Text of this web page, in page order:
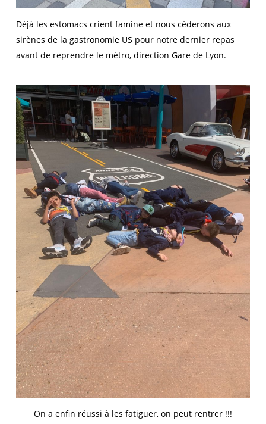
Déjà les estomacs crient famine et nous céderons aux
sirènes de la gastronomie US pour notre dernier repas
avant de reprendre le métro, direction Gare de Lyon.
On a enfin réussi à les fatiguer, on peut rentrer !!!